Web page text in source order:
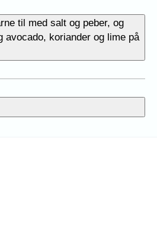
til med salt og peber, og
avocado, koriander og lime på